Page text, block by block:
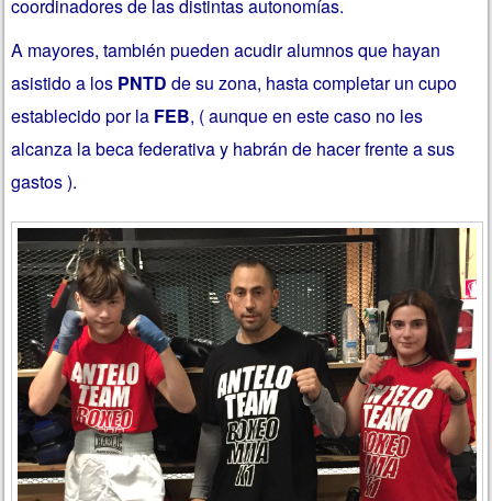
coordinadores de las distintas autonomías.
A mayores, también pueden acudir alumnos que hayan
asistido a los PNTD de su zona, hasta completar un cupo
establecido por la FEB, ( aunque en este caso no les
alcanza la beca federativa y habrán de hacer frente a sus
gastos ).